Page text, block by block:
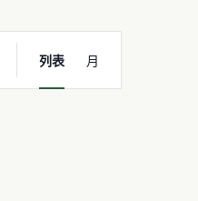
活
动
列表 月